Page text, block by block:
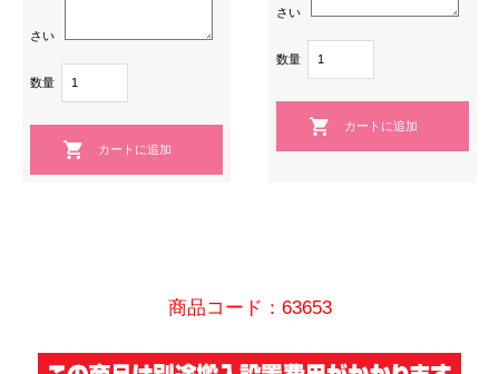
さい
数量
さい
数量
商品コード：63653